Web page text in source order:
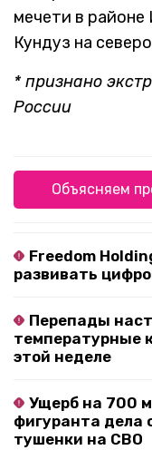
мечети в
Кундуз на
* признано
России
Объясняем
Freedom
развивать
Перепады
температурные
этой неделе
Ущерб на 700
фигуранта дела
тушенки на СВО